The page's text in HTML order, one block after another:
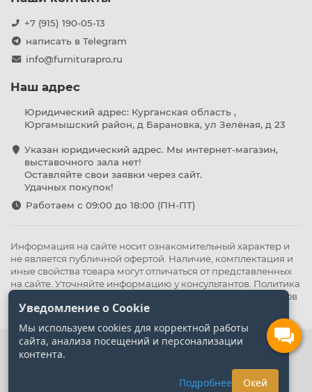
+7 (915) 190-05-13
написать в Telegram
info@furniturapro.ru
Наш адрес
Юридический адрес: Курганская область ,
Юргамышский район, д Барановка, ул Зелёная, д 23
Указан юридический адрес. Мы интернет-магазин,
выставочного зала нет!
Оставляйте свои заявки через сайт.
Удачных покупок!
Работаем с 09:00 до 18:00 (ПН-ПТ)
Информация на сайте носит ознакомительный характер и
не является публичной офертой. Наличие, комплектация и
иные свойства товара могут отличаться от представленных
на сайте. Уточняйте информацию у консультантов. Политика
Политика обработки файлов
cookie
Уведомление о Cookie
Мы используем cookies для корректной работы
сайта, анализа посещений и персонализации
контента.
Подробнее Окей